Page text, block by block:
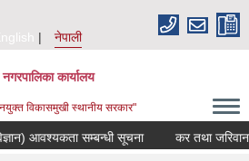
नेपाली
कार्यालय
विकासमुखी स्थानीय सरकार"
आवश्यकता सम्बन्धी सूचना कर तथा जरिवाना छुट